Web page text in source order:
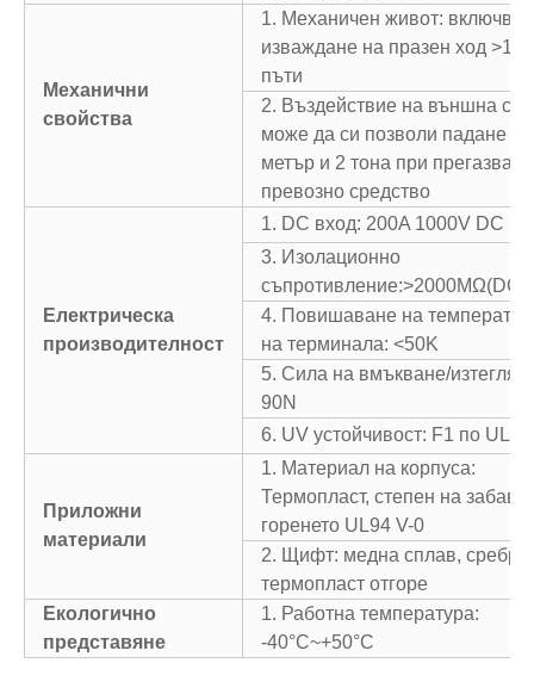
Механични
свойства
1. Механичен живот:
изваждане на празен ход
пъти
2. Въздействие на външна
може да си позволи падане от
метър и 2 тона при
превозно средство
Електрическа
производителност
1. DC вход: 200A 1000V DC
3. Изолационно
4. Повишаване на
на терминала: <50K
5. Сила на вмъкване/
90N
6. UV устойчивост: F1 по UL
Приложни
материали
1. Материал на корпуса:
Термопласт, степен на
горенето UL94 V-0
2. Щифт: медна сплав, сребро
термопласт отгоре
Екологично
представяне
1. Работна температура:
-40°C~+50°C